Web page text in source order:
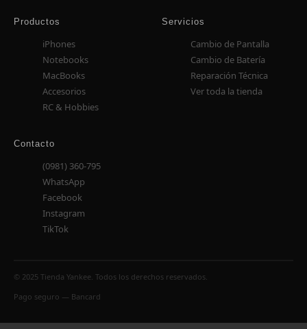
Productos
iPhones
Notebooks
MacBooks
Accesorios
RC & Hobbies
Servicios
Cambio de Pantalla
Cambio de Batería
Reparación Técnica
Ver toda la tienda
Contacto
(0981) 360-795
WhatsApp
Facebook
Instagram
TikTok
© 2025 Tienda Yankee. Todos los derechos reservados.
Pago seguro — Bancard